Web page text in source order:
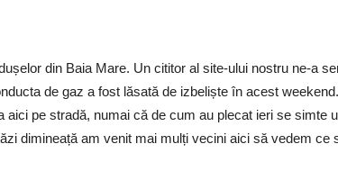
din Baia Mare. Un cititor al site-ului nostru ne-a
de gaz a fost lăsată de izbeliște în acest weekend.
aici pe stradă, numai că de cum au plecat ieri se simte
dimineață am venit mai mulți vecini aici să vedem ce